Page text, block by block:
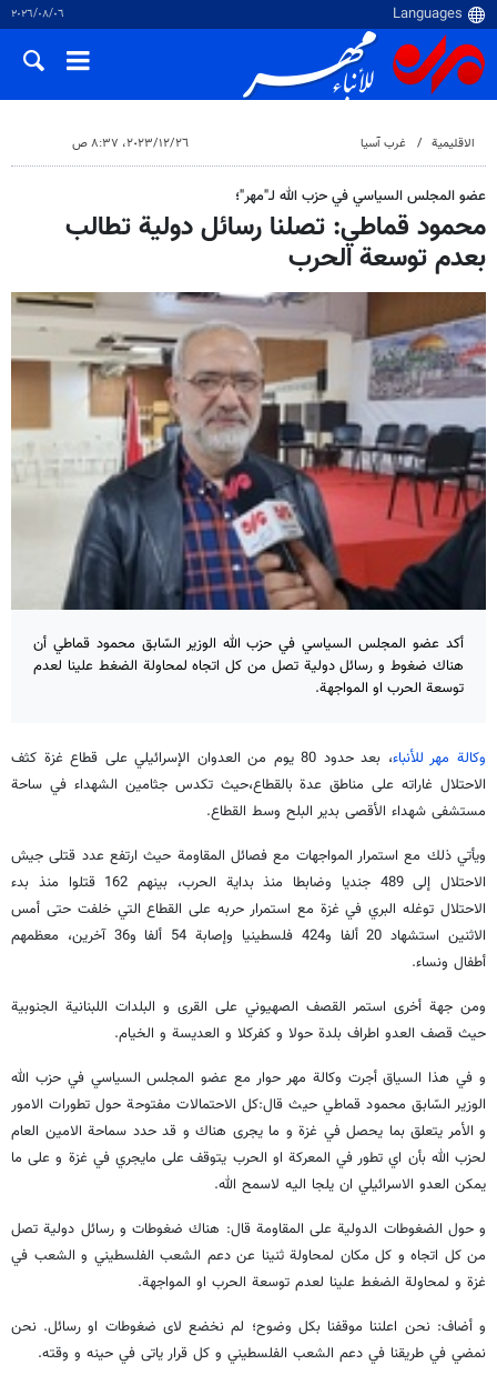
٠٦‏/٠٨‏/٢٠٢٦
الاقلیمیة غرب آسیا ٢٦‏/١٢‏/٢٠٢٣، ٨:٣٧ ص
عضو المجلس السياسي في حزب الله لـ"مهر"؛
محمود قماطي: تصلنا رسائل دولیة تطالب
بعدم توسعة الحرب
أكد عضو المجلس السياسي في حزب الله الوزير السّابق محمود قماطي أن
هناك ضغوط و رسائل دولیة تصل من کل اتجاه لمحاولة الضغط علینا لعدم
توسعة الحرب او المواجهة.
وكالة مهر للأنباء
، بعد حدود 80 یوم من العدوان الإسرائيلي على قطاع غزة كثف
الاحتلال غاراته على مناطق عدة بالقطاع،حیث تكدس جثامين الشهداء في ساحة
مستشفى شهداء الأقصى بدير البلح وسط القطاع.
ويأتي ذلك مع استمرار المواجهات مع فصائل المقاومة حیث ارتفع عدد قتلی جیش
الاحتلال إلى 489 جنديا وضابطا منذ بداية الحرب، بينهم 162 قتلوا منذ بدء
الاحتلال توغله البري في غزة مع استمرار حربه على القطاع التي خلفت حتى أمس
الاثنين استشهاد 20 ألفا و424 فلسطينيا وإصابة 54 ألفا و36 آخرين، معظمهم
أطفال ونساء.
ومن جهة أخری استمر القصف الصهیوني علی القری و البلدات اللبنانیة الجنوبیة
حیث قصف العدو اطراف بلدة حولا و کفرکلا و العدیسة و الخیام.
و في هذا السیاق أجرت وكالة مهر حوار مع عضو المجلس السياسي في حزب الله
الوزير السّابق محمود قماطي حیث قال:کل الاحتمالات مفتوحة حول تطورات الامور
و الأمر یتعلق بما یحصل في غزة و ما یجری هناك و قد حدد سماحة الامین العام
لحزب الله بأن اي تطور في المعرکة او الحرب یتوقف علی مایجري في غزة و علی ما
یمکن العدو الاسرائیلي ان یلجا الیه لاسمح الله.
و حول الضغوطات الدولية على المقاومة قال: هناك ضغوطات و رسائل دولیة تصل
من کل اتجاه و کل مکان لمحاولة ثنینا عن دعم الشعب الفلسطیني و الشعب في
غزة و لمحاولة الضغط علینا لعدم توسعة الحرب او المواجهة.
و أضاف: نحن اعلننا موقفنا بکل وضوح؛ لم نخضع لای ضغوطات او رسائل. نحن
نمضي في طریقنا في دعم الشعب الفلسطیني و کل قرار یاتی في حینه و وقته.